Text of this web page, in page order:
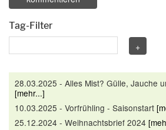
Tag-Filter
28.03.2025 - Alles Mist? Gülle, Jauche
[mehr...]
10.03.2025 - Vorfrühling - Saisonstart
25.12.2024 - Weihnachtsbrief 2024